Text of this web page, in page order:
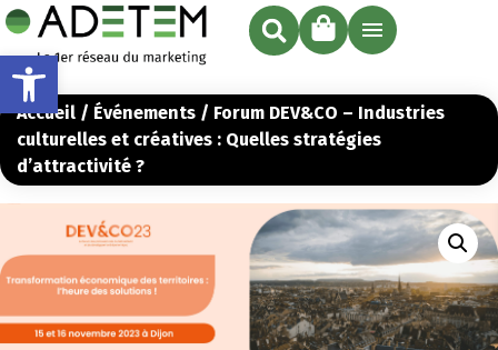
Ouvrir la barre d’outils
Accueil / Événements / Forum DEV&CO – Industries
culturelles et créatives : Quelles stratégies
d’attractivité ?